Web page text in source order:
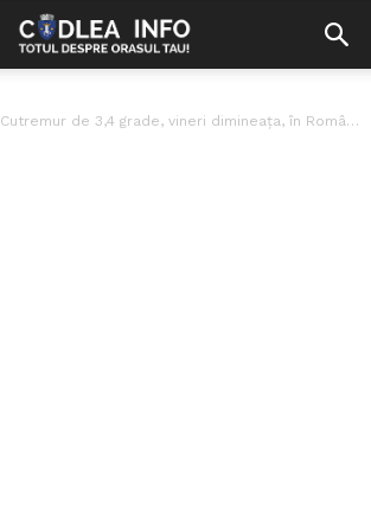
Cutremur de 3,4 grade, vineri dimineața, în România. INFP anunță activitate seismică...